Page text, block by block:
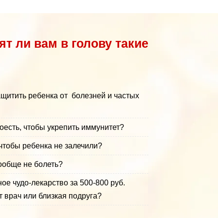
ли вам в голову такие
ребенка от болезней и частых
чтобы укрепить иммунитет?
ребенка не залечили?
не болеть?
чудо-лекарство за 500-800 руб.
врач или близкая подруга?